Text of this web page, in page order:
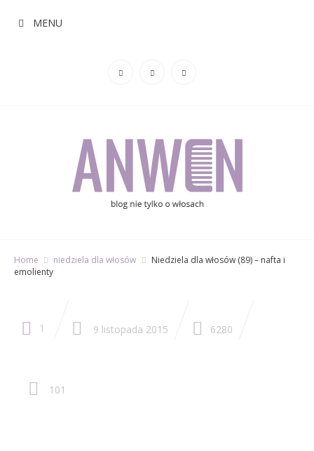
MENU
Home niedziela dla włosów
Niedziela dla włosów (89) – nafta i
emolienty
1 9 listopada 2015 6280
101